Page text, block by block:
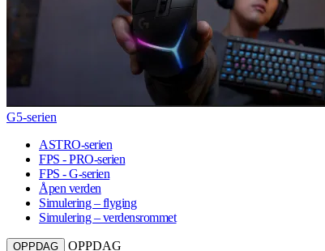
G5-serien
ASTRO-serien
FPS - PRO-serien
FPS - G-serien
Åpen verden
Simulering – flyging
Simulering – verdensrommet
OPPDAG OPPDAG